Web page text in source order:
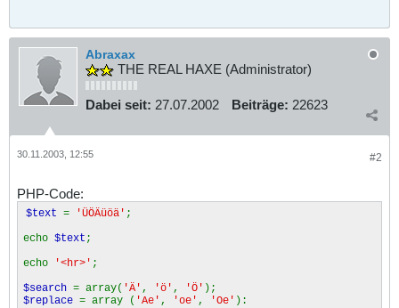
Abraxax
THE REAL HAXE (Administrator)
Dabei seit: 27.07.2002 Beiträge: 22623
#2
30.11.2003, 12:55
PHP-Code:
$text = 'ÜÖÄüöä' ;
echo $text ;
echo
'<hr>' ;
$search = array( 'Ä' , 'ö' , 'Ö' );
$replace = array ( 'Ae' , 'oe' , 'Oe' ):